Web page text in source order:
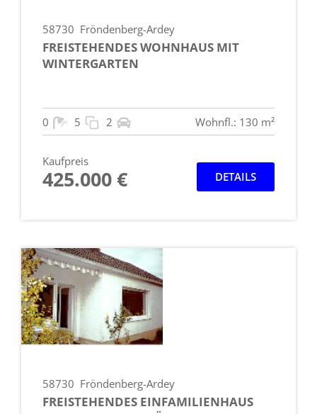
58730 Fröndenberg-Ardey
FREISTEHENDES WOHNHAUS MIT
WINTERGARTEN
0 5 2 Wohnfl.: 130 m²
Kaufpreis
425.000 € DETAILS
58730 Fröndenberg-Ardey
FREISTEHENDES EINFAMILIENHAUS